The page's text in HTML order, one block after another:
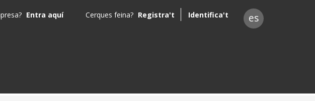
Entra aquí Cerques feina? Registra't Identifica't es